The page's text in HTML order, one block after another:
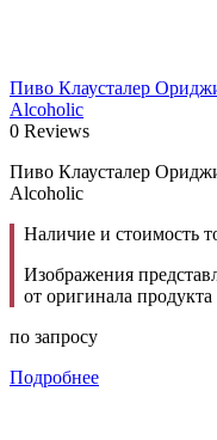
Пиво Клаусталер
Alcoholic
0 Reviews
Пиво Клаусталер
Alcoholic
Наличие и стоимость
Изображения
от оригинала продукта
по запросу
Подробнее